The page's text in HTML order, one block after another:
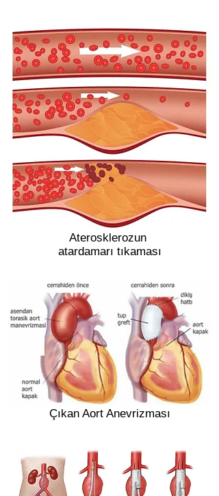
Aterosklerozun
atardamarı tıkaması
Çıkan Aort Anevrizması